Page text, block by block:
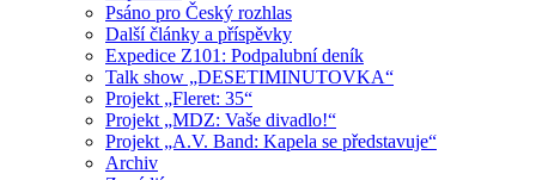
Psáno pro Český rozhlas
Další články a příspěvky
Expedice Z101: Podpalubní deník
Talk show „DESETIMINUTOVKA“
Projekt „Fleret: 35“
Projekt „MDZ: Vaše divadlo!“
Projekt „A.V. Band: Kapela se představuje“
Archiv